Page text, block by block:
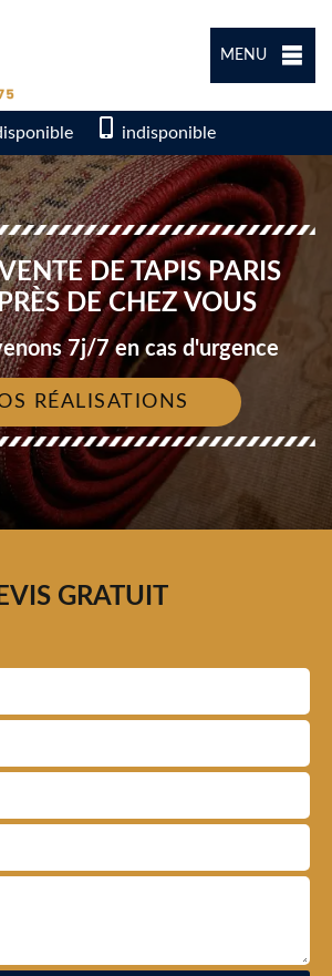
MENU
indisponible
DE TAPIS PARIS
DE CHEZ VOUS
7j/7 en cas d'urgence
RÉALISATIONS
GRATUIT